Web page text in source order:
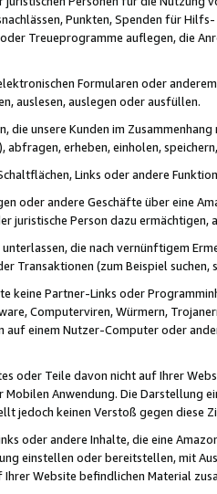
Punkten, Spenden für
Treueprogramme auflegen, die
Formularen oder
auslesen, auslegen oder ausfüllen.
die unsere Kunden im
abfragen, erheben, einholen,
Links oder andere
oder andere Geschäfte über eine
juristische Person dazu
die nach vernünftigem
Transaktionen (zum Beispiel
keine Partner-Links oder
Computerviren, Würmern,
auf einem Nutzer-Computer oder
oder Teile davon nicht auf Ihrer
Mobilen Anwendung. Die Darstellung
jedoch keinen Verstoß gegen diese
oder andere Inhalte, die eine
einstellen oder bereitstellen, mit
Website befindlichen Material